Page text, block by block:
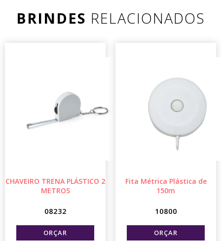
BRINDES RELACIONADOS
CHAVEIRO TRENA PLÁSTICO 2
METROS
08232
Fita Métrica Plástica de
150m
10800